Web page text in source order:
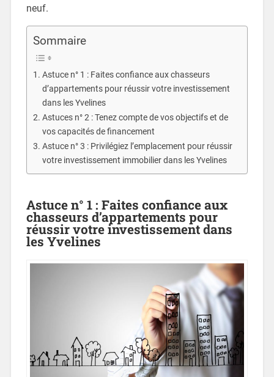
neuf.
Sommaire
Astuce n° 1 : Faites confiance aux chasseurs
d’appartements pour réussir votre investissement
dans les Yvelines
Astuces n° 2 : Tenez compte de vos objectifs et de
vos capacités de financement
Astuce n° 3 : Privilégiez l’emplacement pour réussir
votre investissement immobilier dans les Yvelines
Astuce n° 1 : Faites confiance aux
chasseurs d’appartements pour
réussir votre investissement dans
les Yvelines